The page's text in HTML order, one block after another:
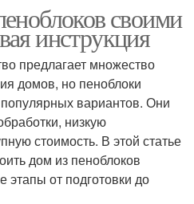
своими
инструкция
предлагает множество
домов, но пеноблоки
вариантов. Они
низкую
стоимость. В этой статье
дом из пеноблоков
этапы от подготовки до